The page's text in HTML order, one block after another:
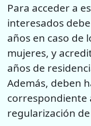
Para acceder a
interesados
años en caso de
mujeres, y
años de
Además, deben
correspondiente
regularización